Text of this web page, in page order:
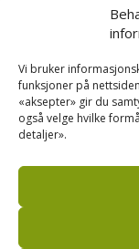
Vi bruker
funksjoner på
«aksepter» gir du
også velge hvilke
detaljer».Kusignal